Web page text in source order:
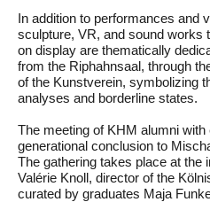
In addition to performances and
sculpture, VR, and sound works
on display are thematically
from the Riphahnsaal, through
of the Kunstverein, symbolizing
analyses and borderline states.
The meeting of KHM alumni
generational conclusion to
The gathering takes place at the
Valérie Knoll, director of the
curated by graduates Maja